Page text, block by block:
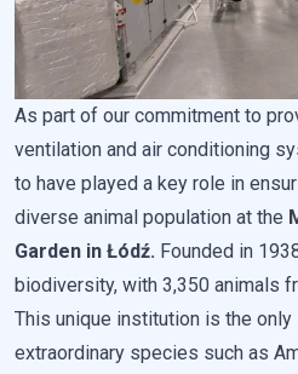
As part of our commitment to
ventilation and air conditioning
to have played a key role in
diverse animal population at the
Garden in Łódź. Founded in
biodiversity, with 3,350 animals
This unique institution is the
extraordinary species such as
Предпочтения
Файлы cookie, связанные с
сайту запоминать информацию,
внешний вид или
предпочтительный язык или
пользователь.
Статистика
Статистические файлы cookie
сайтов понять, как разные
с сайтом, собирая и
информацию.